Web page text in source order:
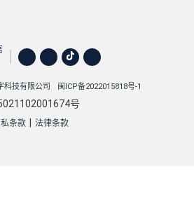
科技有限公司 闽ICP备2022015818号-1
号
条款 法律条款